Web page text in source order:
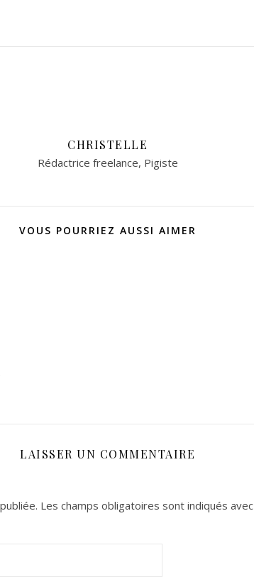
CHRISTELLE
Rédactrice freelance, Pigiste
VOUS POURRIEZ AUSSI AIMER
LAISSER UN COMMENTAIRE
Les champs obligatoires sont indiqués avec